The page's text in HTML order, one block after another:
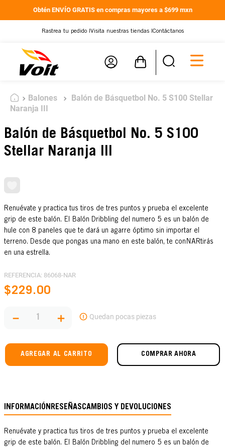
Obtén ENVÍO GRATIS en compras mayores a $699 mxn
Rastrea tu pedido | Visita nuestras tiendas | Contáctanos
Balones
Balón de Básquetbol No. 5 S100 Stellar
Naranja III
Balón de Básquetbol No. 5 S100
Stellar Naranja III
Renuévate y practica tus tiros de tres puntos y prueba el excelente
grip de este balón. El Balón Dribbling del numero 5 es un balón de
hule con 8 paneles que te dará un agarre óptimo sin importar el
terreno. Desde que pongas una mano en este balón, te conNARtirás
en una estrella.
REFERENCIA: 86068-NAR
$229.00
＋
－
AGREGAR AL CARRITO COMPRAR AHORA
INFORMACIÓNRESEÑASCAMBIOS Y DEVOLUCIONES
Renuévate y practica tus tiros de tres puntos y prueba el excelente
grip de este balón. El Balón Dribbling del numero 5 es un balón de